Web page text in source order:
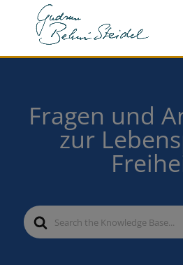
Fragen und
zur
Search
For